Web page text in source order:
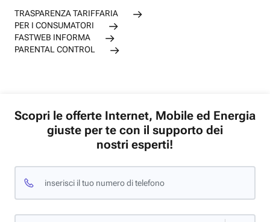
TRASPARENZA TARIFFARIA
PER I CONSUMATORI
FASTWEB INFORMA
PARENTAL CONTROL
Scopri le offerte Internet, Mobile ed Energia
giuste per te con il supporto dei
nostri esperti!
inserisci il tuo numero di telefono